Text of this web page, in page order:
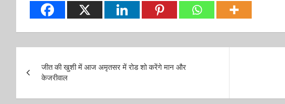
navigation
जीत की खुशी में आज अमृतसर में रोड शो करेंगे मान और
केजरीवाल